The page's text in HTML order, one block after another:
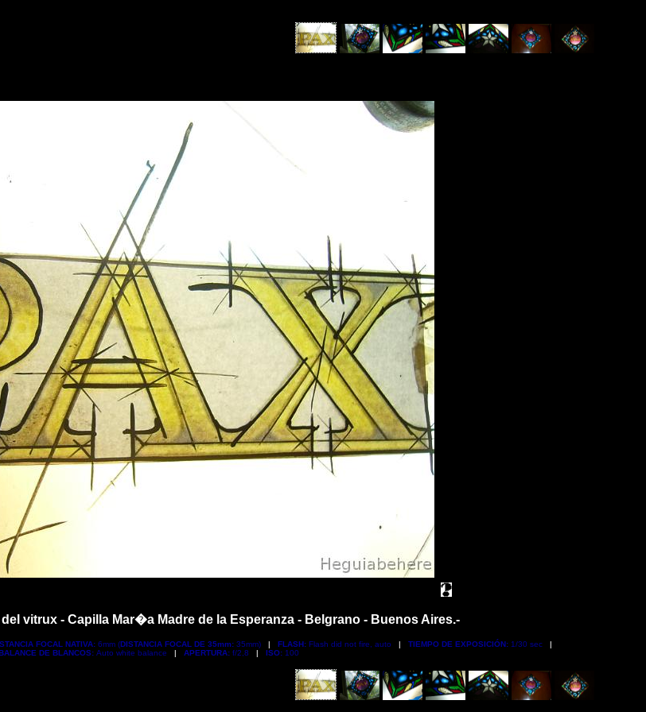
vitrux - Capilla Mar�a Madre de la Esperanza - Belgrano - Buenos Aires.-
FOCAL NATIVA: 6mm (DISTANCIA FOCAL DE 35mm: 35mm) | FLASH: Flash did not fire, auto | TIEMPO DE EXPOSICIÓN: 1/30 sec
|
DE BLANCOS: Auto white balance | APERTURA: f/2,8 | ISO: 100